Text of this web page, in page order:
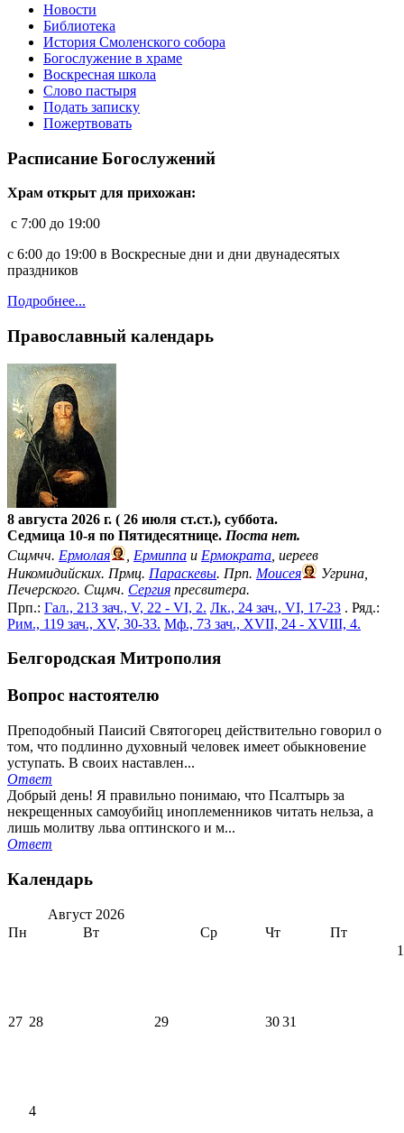
Новости
Библиотека
История Смоленского собора
Богослужение в храме
Воскресная школа
Слово пастыря
Подать записку
Пожертвовать
Расписание Богослужений
Храм открыт для прихожан:
c 7:00 до 19:00
с 6:00 до 19:00 в Воскресные дни и дни двунадесятых
праздников
Подробнее...
Православный календарь
8 августа 2026 г. ( 26 июля ст.ст.), суббота.
Седмица 10-я по Пятидесятнице. Поста нет.
Сщмчч. Ермолая Ермиппа и Ермократа , иереев
Никомидийских. Прмц. Параскевы. Прп. Моисея
Угрина,
Печерского. Сщмч. Сергия пресвитера.
Прп.: Гал., 213 зач., V, 22 - VI, 2. Лк., 24 зач., VI, 17-23 . Ряд.:
Рим., 119 зач., XV, 30-33. Мф., 73 зач., XVII, 24 - XVIII, 4.
Белгородская Митрополия
Вопрос настоятелю
Преподобный Паисий Святогорец действительно говорил о
том, что подлинно духовный человек имеет обыкновение
уступать. В своих наставлен...
Ответ
Добрый день! Я правильно понимаю, что Псалтырь за
некрещенных самоубийц иноплеменников читать нельза, а
лишь молитву льва оптинского и м...
Ответ
Календарь
Август 2026
Пн
Вт Ср Чт Пт
27 28 29 3031
1
4